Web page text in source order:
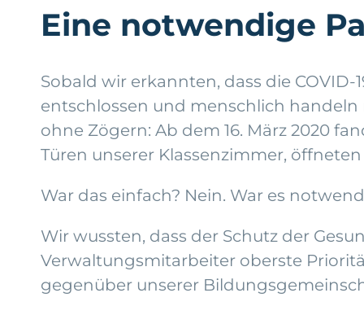
Eine notwendige
Sobald wir erkannten, dass die
entschlossen und menschlich
ohne Zögern: Ab dem 16. März 2020
Türen unserer Klassenzimmer,
War das einfach? Nein. War es
Wir wussten, dass der Schutz der
Verwaltungsmitarbeiter oberste
gegenüber unserer